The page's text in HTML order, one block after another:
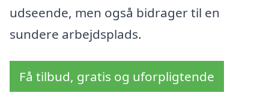
udseende, men også bidrager til en
sundere arbejdsplads.
Få tilbud, gratis og uforpligtende